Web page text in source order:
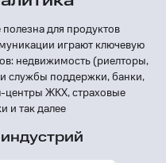
полезна для продуктов
играют ключевую
недвижимость (риелторы,
службы поддержки, банки,
центры ЖКХ, страховые
и так далее